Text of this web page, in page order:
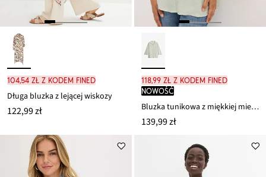
104,54 zł z kodem FINED
Długa bluzka z lejącej wiskozy
122,99 zł
118,99 zł z kodem FINED
nowość
Bluzka tunikowa z miękkiej mieszanki wiskozy
139,99 zł